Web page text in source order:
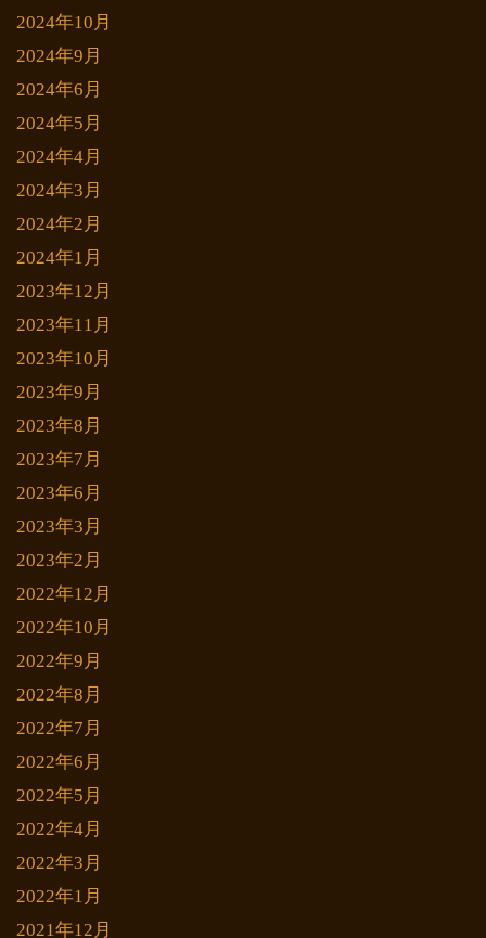
2024年10月
2024年9月
2024年6月
2024年5月
2024年4月
2024年3月
2024年2月
2024年1月
2023年12月
2023年11月
2023年10月
2023年9月
2023年8月
2023年7月
2023年6月
2023年3月
2023年2月
2022年12月
2022年10月
2022年9月
2022年8月
2022年7月
2022年6月
2022年5月
2022年4月
2022年3月
2022年1月
2021年12月